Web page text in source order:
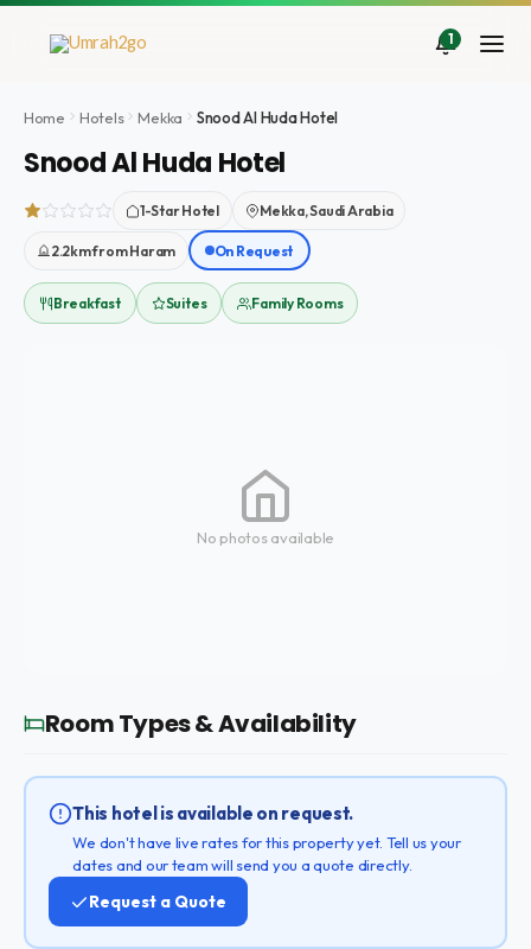
Doorgaan
1
Home Hotels Mekka Snood Al Huda Hotel
Snood Al Huda Hotel
1-Star Hotel Mekka, Saudi Arabia
2.2km from Haram On Request
Breakfast Suites Family Rooms
No photos available
Room Types & Availability
This hotel is available on request.
We don't have live rates for this property yet. Tell us your
dates and our team will send you a quote directly.
Request a Quote